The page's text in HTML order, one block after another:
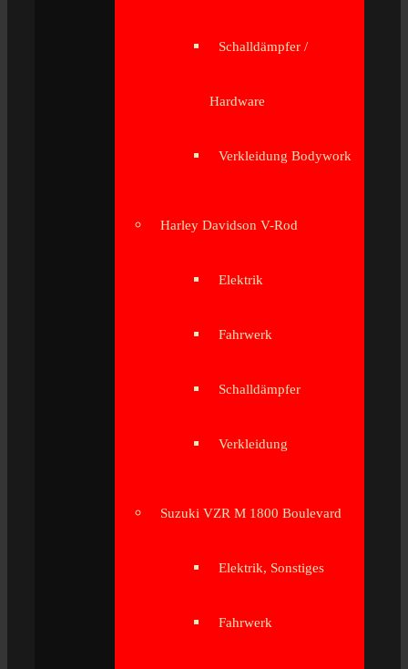
Schalldämpfer /
Hardware
Verkleidung Bodywork
Harley Davidson V-Rod
Elektrik
Fahrwerk
Schalldämpfer
Verkleidung
Suzuki VZR M 1800 Boulevard
Elektrik, Sonstiges
Fahrwerk